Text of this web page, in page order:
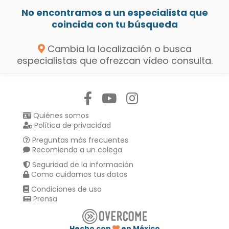
No encontramos a un especialista que
coincida con tu búsqueda
Cambia la localización o busca
especialistas que ofrezcan vídeo consulta.
Quiénes somos
Política de privacidad
Preguntas más frecuentes
Recomienda a un colega
Seguridad de la información
Como cuidamos tus datos
Condiciones de uso
Prensa